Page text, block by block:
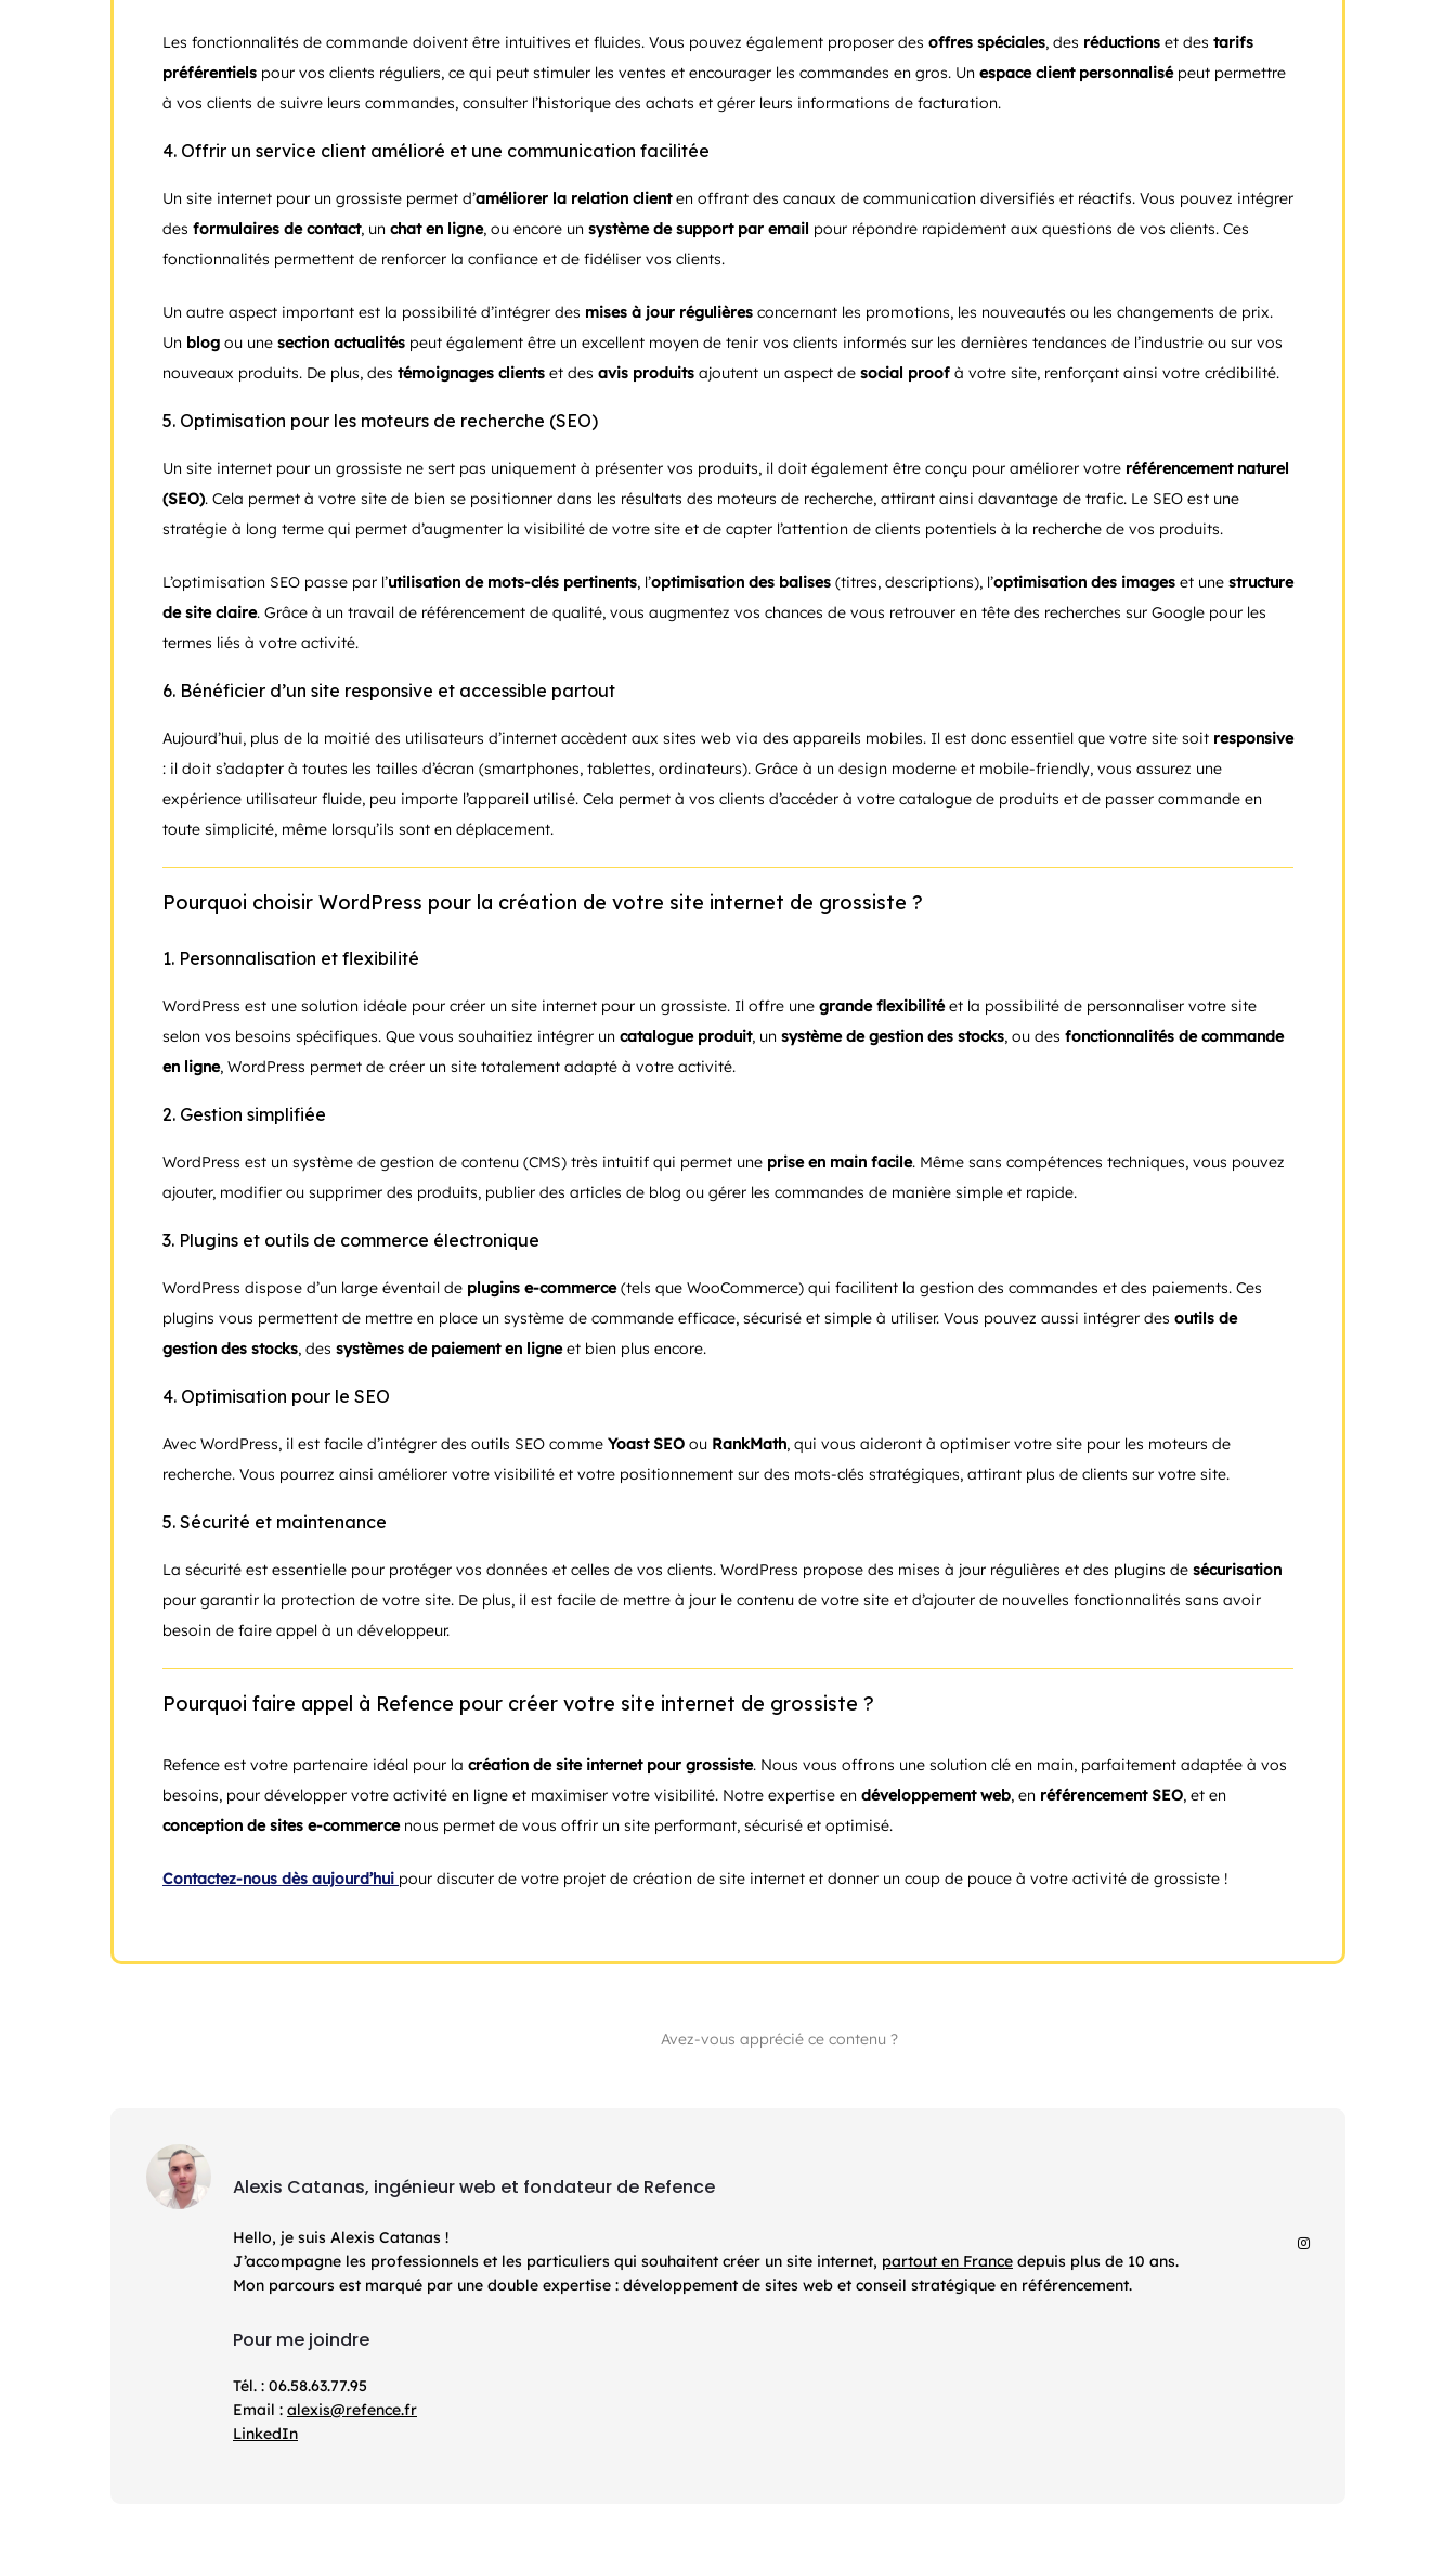
Les fonctionnalités de commande doivent être intuitives et fluides. Vous pouvez également proposer des offres spéciales, des réductions et des tarifs
préférentiels pour vos clients réguliers, ce qui peut stimuler les ventes et encourager les commandes en gros. Un espace client personnalisépeut permettre
à vos clients de suivre leurs commandes, consulter l’historique des achats et gérer leurs informations de facturation.
4. Offrir un service client amélioré et une communication facilitée
Un site internet pour un grossiste permet d’améliorer la relation clienten offrant des canaux de communication diversifiés et réactifs. Vous pouvez intégrer
des formulaires de contact, un chat en ligne, ou encore un système de support par email pour répondre rapidement aux questions de vos clients. Ces
fonctionnalités permettent de renforcer la confiance et de fidéliser vos clients.
Un autre aspect important est la possibilité d’intégrer des mises à jour régulières concernant les promotions, les nouveautés ou les changements de prix.
Un blog ou une section actualités peut également être un excellent moyen de tenir vos clients informés sur les dernières tendances de l’industrie ou sur vos
nouveaux produits. De plus, des témoignages clients et des avis produits ajoutent un aspect de social proof à votre site, renforçant ainsi votre crédibilité.
5. Optimisation pour les moteurs de recherche (SEO)
Un site internet pour un grossiste ne sert pas uniquement à présenter vos produits, il doit également être conçu pour améliorer votre référencement naturel
(SEO). Cela permet à votre site de bien se positionner dans les résultats des moteurs de recherche, attirant ainsi davantage de trafic. Le SEO est une
stratégie à long terme qui permet d’augmenter la visibilité de votre site et de capter l’attention de clients potentiels à la recherche de vos produits.
L’optimisation SEO passe par l’utilisation de mots-clés pertinents, l’optimisation des balises (titres, descriptions), l’optimisation des images et une structure
de site claire. Grâce à un travail de référencement de qualité, vous augmentez vos chances de vous retrouver en tête des recherches sur Google pour les
termes liés à votre activité.
6. Bénéficier d’un site responsive et accessible partout
Aujourd’hui, plus de la moitié des utilisateurs d’internet accèdent aux sites web via des appareils mobiles. Il est donc essentiel que votre site soit responsive
: il doit s’adapter à toutes les tailles d’écran (smartphones, tablettes, ordinateurs). Grâce à un design moderne et mobile-friendly, vous assurez une
expérience utilisateur fluide, peu importe l’appareil utilisé. Cela permet à vos clients d’accéder à votre catalogue de produits et de passer commande en
toute simplicité, même lorsqu’ils sont en déplacement.
Pourquoi choisir WordPress pour la création de votre site internet de grossiste ?
1. Personnalisation et flexibilité
WordPress est une solution idéale pour créer un site internet pour un grossiste. Il offre une grande flexibilitéet la possibilité de personnaliser votre site
selon vos besoins spécifiques. Que vous souhaitiez intégrer un catalogue produit, un système de gestion des stocks, ou des fonctionnalités de commande
en ligne, WordPress permet de créer un site totalement adapté à votre activité.
2. Gestion simplifiée
WordPress est un système de gestion de contenu (CMS) très intuitif qui permet une prise en main facile. Même sans compétences techniques, vous pouvez
ajouter, modifier ou supprimer des produits, publier des articles de blog ou gérer les commandes de manière simple et rapide.
3. Plugins et outils de commerce électronique
WordPress dispose d’un large éventail de plugins e-commerce(tels que WooCommerce) qui facilitent la gestion des commandes et des paiements. Ces
plugins vous permettent de mettre en place un système de commande efficace, sécurisé et simple à utiliser. Vous pouvez aussi intégrer des outils de
gestion des stocks, des systèmes de paiement en ligneet bien plus encore.
4. Optimisation pour le SEO
Avec WordPress, il est facile d’intégrer des outils SEO comme Yoast SEO ou RankMath, qui vous aideront à optimiser votre site pour les moteurs de
recherche. Vous pourrez ainsi améliorer votre visibilité et votre positionnement sur des mots-clés stratégiques, attirant plus de clients sur votre site.
5. Sécurité et maintenance
La sécurité est essentielle pour protéger vos données et celles de vos clients. WordPress propose des mises à jour régulières et des plugins de sécurisation
pour garantir la protection de votre site. De plus, il est facile de mettre à jour le contenu de votre site et d’ajouter de nouvelles fonctionnalités sans avoir
besoin de faire appel à un développeur.
Pourquoi faire appel à Refence pour créer votre site internet de grossiste ?
Refence est votre partenaire idéal pour la création de site internet pour grossiste. Nous vous offrons une solution clé en main, parfaitement adaptée à vos
besoins, pour développer votre activité en ligne et maximiser votre visibilité. Notre expertise en développement web, en référencement SEO, et en
conception de sites e-commercenous permet de vous offrir un site performant, sécurisé et optimisé.
Contactez-nous dès aujourd’hui pour discuter de votre projet de création de site internet et donner un coup de pouce à votre activité de grossiste !
Avez-vous apprécié ce contenu ?
Alexis Catanas, ingénieur web et fondateur de Refence
Hello, je suis Alexis Catanas !
J’accompagne les professionnels et les particuliers qui souhaitent créer un site internet, partout en France depuis plus de 10 ans.
Mon parcours est marqué par une double expertise : développement de sites web et conseil stratégique en référencement.
Pour me joindre
Tél. : 06.58.63.77.95
Email : alexis@refence.fr
LinkedIn